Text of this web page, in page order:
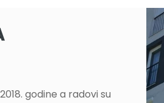
godine a radovi su